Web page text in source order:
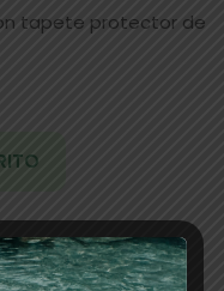
tapete protector de